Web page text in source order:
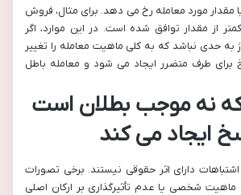
مقدار مورد معامله رخ می دهد. برای مثال، فروش
از مقدار توافق شده است. در این موارد، اگر
به حدی نباشد که به کلی ماهیت معامله را تغییر
طرف متضرر ایجاد می شود و معامله باطل
که نه موجب بطلان است
ایجاد می کند
دارای اثر حقوقی نیستند. برخی تصورات
ماهیت شخصی یا عدم تأثیرگذاری بر ارکان اصلی